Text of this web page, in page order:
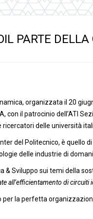
in
PARTE
organizzata il 20
con il patrocinio dell’ATI
delle università
del Politecnico, è quello
delle industrie di domani.
& Sviluppo sui temi della
all’efficientamento di
per la perfetta